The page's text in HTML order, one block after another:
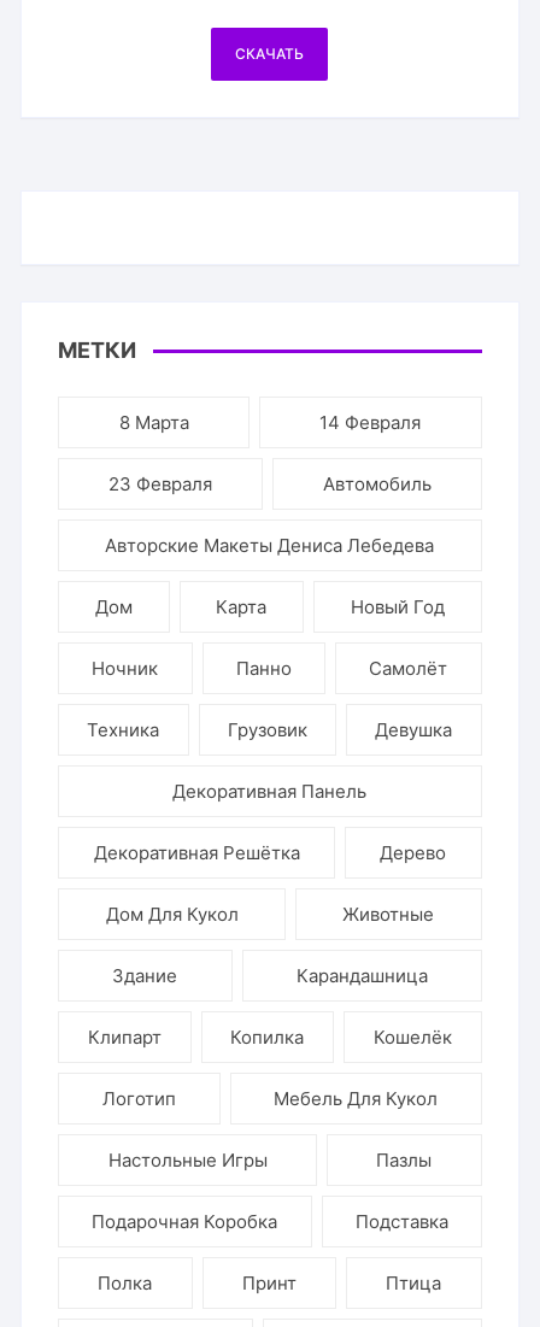
СКАЧАТЬ
МЕТКИ
8 Марта 14 Февраля
23 Февраля Автомобиль
Авторские Макеты Дениса Лебедева
Дом Карта Новый Год
Ночник Панно Самолёт
Техника Грузовик Девушка
Декоративная Панель
Декоративная Решётка Дерево
Дом Для Кукол Животные
Здание Карандашница
Клипарт Копилка Кошелёк
Логотип Мебель Для Кукол
Настольные Игры Пазлы
Подарочная Коробка Подставка
Полка Принт Птица